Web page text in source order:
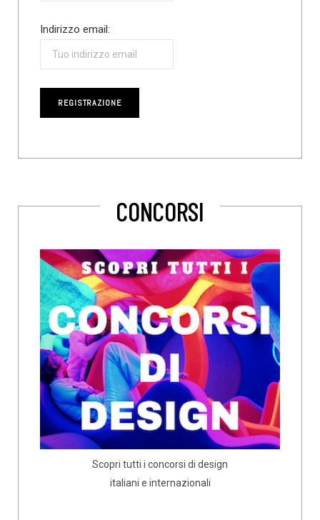
Indirizzo email:
CONCORSI
Scopri tutti i concorsi di design
italiani e internazionali